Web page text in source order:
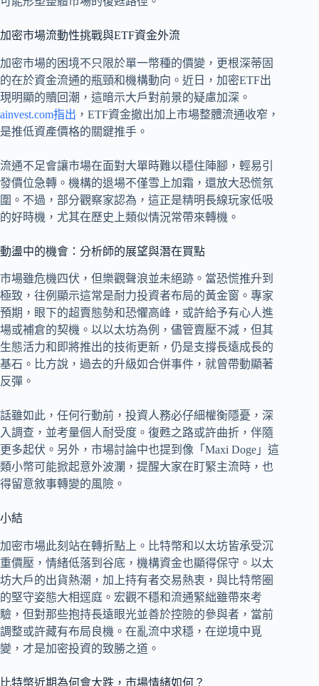
加密市場流動性挑戰與ETF資金外流
加密市場的困境不只限於單一幣種的價變，更根深蒂固
的在於資金流通的瓶頸和機構動向。近日，加密ETF出
現明顯的贖回潮，這暗示大戶對前景的疑慮加深。
ainvest.com指出 ，ETF資金撤出加上市場整體流通收窄，
是推低資產價格的關鍵推手。
流通不足會讓市場在面對大單時難以穩住陣腳，輕易引
發價位急轉。機構的退場不僅雪上加霜，還放大恐慌氛
圍。不過，部分觀察家認為，這正是精明長線玩家低吸
的好時機，尤其在歷史上類似情況常帶來轉機。
動盪中的機會：分析師的展望與潛在買點
市場雖危機四伏，但樂觀聲浪並未絕跡。當恐慌推升到
極致，往例顯示這常是耐力投資者布局的黃金窗。專家
預期，眼下的超賣態勢和恐懼高峰，或許給予有心人進
場或補倉的契機。以以太坊為例，儘管賣壓不減，但其
生態活力和即將推出的技術更新，仍是支撐長遠成長的
基石。比方說，過去的升級如合併事件，就曾帶動顯著
反彈。
話雖如此，任何行動前，投資人務必仔細權衡隱憂，深
入調查，並考量個人耐受度。復甦之路或許曲折，伴隨
更多起伏。另外，市場討論中也提到像「Maxi Doge」這
類小幣可能掀起意外波瀾，提醒大家在盯緊主流時，也
得留意敘事轉變的風險。
小結
加密市場此刻站在轉折點上。比特幣和以太坊皆承受沉
重價壓，情緒低落到谷底，機構資金也顯得保守。以太
坊大戶的出貨熱潮，加上持有者交易熱衷，與比特幣圈
的堅守姿態大相逕庭。宏觀不穩和流通緊絀雖帶來考
驗，但對那些抱持長遠眼光並善於控險的參與者，當前
調整或許藏有布局良機。在亂流中求穩，在逆境中覓
變，才是加密投資的致勝之道。
比特幣近期為何會大跌，市場情緒如何？